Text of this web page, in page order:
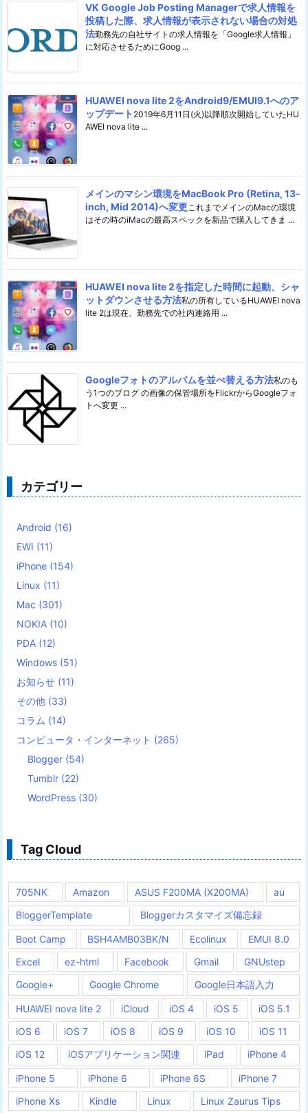
VK Google Job Posting Managerで求人情報を
投稿した際、求人情報が表示されない場合の対処
法勤務先の自社サイトの求人情報を「Google求人情報」
に対応させるためにGoog ...
HUAWEI nova lite 2をAndroid9/EMUI9.1へのア
ップデート 2019年6月11日(火)以降順次開始していたHU
AWEI nova lite ...
メインのマシン環境をMacBook Pro (Retina, 13-
inch, Mid 2014)へ変更 これまでメインのMacの環境
はその時のiMacの最高スペックを新品で購入してきま ...
HUAWEI nova lite 2を指定した時間に起動、シャ
ットダウンさせる方法私の所有しているHUAWEI nova
lite 2は現在、勤務先での社内連絡用 ...
Googleフォトのアルバムを並べ替える方法私のも
う1つのブログ の画像の保管場所をFlickrからGoogleフォ
トへ変更 ...
カテゴリー
Android (16)
EWI (11)
iPhone (154)
Linux (11)
Mac (301)
NOKIA (10)
PDA (12)
Windows (51)
お知らせ (11)
その他 (33)
コラム (14)
コンピュータ・インターネット (265)
Blogger (54)
Tumblr (22)
WordPress (30)
Tag Cloud
705NK Amazon ASUS F200MA (X200MA)
au
BloggerTemplate
Bloggerカスタマイズ備忘録
Boot Camp BSH4AMB03BK/N Ecolinux
EMUI 8.0
Excel
ez-html Facebook Gmail
GNUstep
Google+
Google Chrome Google日本語入力
HUAWEI nova lite 2 iCloud iOS 4 iOS 5
iOS 5.1
iOS 6
iOS 7 iOS 8 iOS 9 iOS 10
iOS 11
iOS 12
iOSアプリケーション関連 iPad iPhone 4
iPhone 5 iPhone 6 iPhone 6S
iPhone 7
iPhone Xs
Kindle Linux
Linux Zaurus Tips